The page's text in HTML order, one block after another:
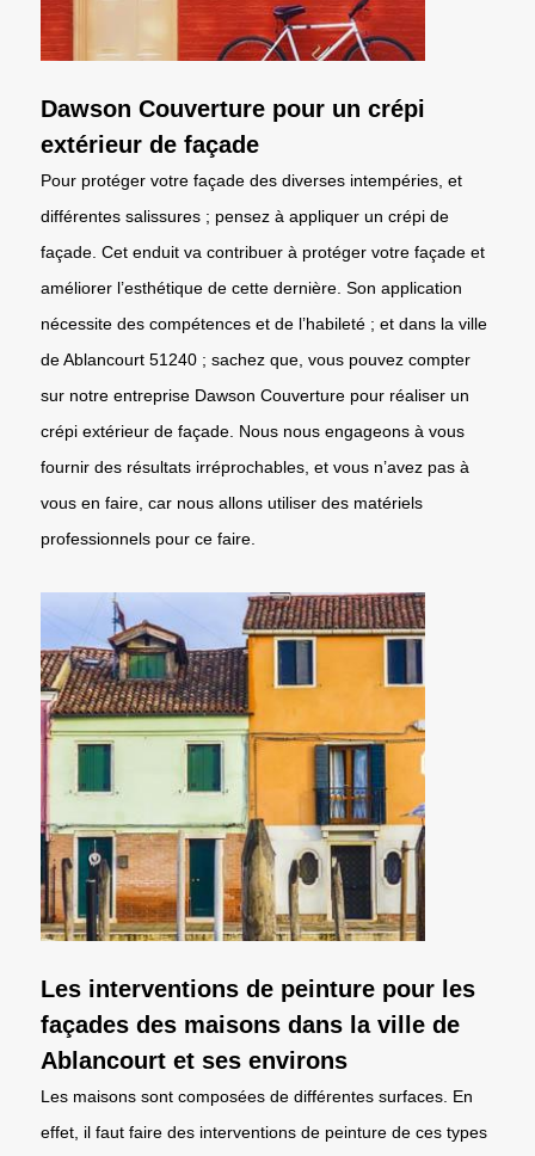
Dawson Couverture pour un crépi
extérieur de façade
Pour protéger votre façade des diverses intempéries, et
différentes salissures ; pensez à appliquer un crépi de
façade. Cet enduit va contribuer à protéger votre façade et
améliorer l’esthétique de cette dernière. Son application
nécessite des compétences et de l’habileté ; et dans la ville
de Ablancourt 51240 ; sachez que, vous pouvez compter
sur notre entreprise Dawson Couverture pour réaliser un
crépi extérieur de façade. Nous nous engageons à vous
fournir des résultats irréprochables, et vous n’avez pas à
vous en faire, car nous allons utiliser des matériels
professionnels pour ce faire.
Les interventions de peinture pour les
façades des maisons dans la ville de
Ablancourt et ses environs
Les maisons sont composées de différentes surfaces. En
effet, il faut faire des interventions de peinture de ces types